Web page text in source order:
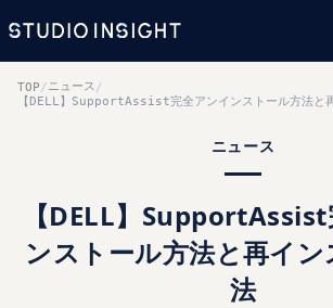
TOP / ニュース /
【DELL】SupportAssist完全アンインストール方法と
ニュース
【DELL】
ンストール方法と再イ
法